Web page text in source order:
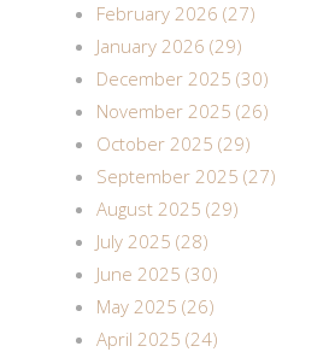
February 2026 (27)
January 2026 (29)
December 2025 (30)
November 2025 (26)
October 2025 (29)
September 2025 (27)
August 2025 (29)
July 2025 (28)
June 2025 (30)
May 2025 (26)
April 2025 (24)